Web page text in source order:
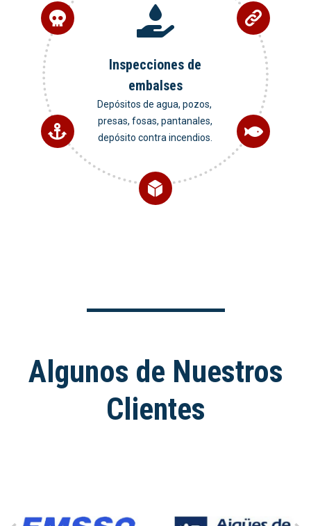
Inspecciones de
embalses
Depósitos de agua, pozos,
presas, fosas, pantanales,
depósito contra incendios.
Algunos de Nuestros
Clientes